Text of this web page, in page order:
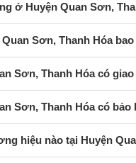
ở Huyện Quan Sơn,
Sơn, Thanh Hóa
Sơn, Thanh Hóa có
Sơn, Thanh Hóa có bảo
hiệu nào tại Huyện